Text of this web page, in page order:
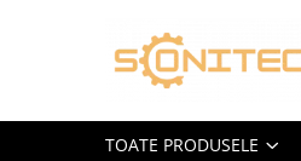
Toate Produsele
TOATE PRODUSELE